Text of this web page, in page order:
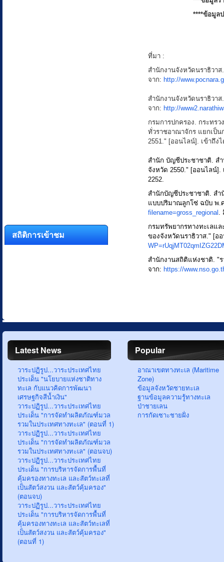
สถิติการเข้าชม
****ข้อมูล
ที่มา :
สำนักงานจังหวัดนราธิวา
จาก: http://
สำนักงานจังหวัดนราธิวา
จาก: http://
กรมการปกครอง. กระทร
ทั่วราชอาณาจักร แยกเป็
2551." [ออนไลน์]. เข้าถึง
สำนัก บัญชีประชาชาติ. ส
จังหวัด 2550." [ออนไลน์].
2252.
สำนักบัญชีประชาชาติ. ส
แบบปริมาณลูกโซ่ ฉบับ พ.
filename=gross_regional .
กรมทรัพยากรทางทะเลแ
ของจังหวัดนราธิวาส." [อ
สำนักงานสถิติแห่งชาติ. "ร
จาก: https://
Latest News
วาระปฏิรูป...วาระประเทศไทย
ประเด็น "นโยบายแห่งชาติทาง
ทะเล กับแนวคิดการพัฒนา
เศรษฐกิจสีน้ำเงิน"
วาระปฏิรูป...วาระประเทศไทย
ประเด็น "การจัดทำผลิตภัณฑ์มวล
รวมในประเทศทางทะเล" (ตอนที่ 1)
วาระปฏิรูป...วาระประเทศไทย
ประเด็น "การจัดทำผลิตภัณฑ์มวล
รวมในประเทศทางทะเล" (ตอนจบ)
วาระปฏิรูป...วาระประเทศไทย
ประเด็น "การบริหารจัดการพื้นที่
คุ้มครองทางทะเล และสัตว์ทะเลที่
เป็นสัตว์สงวน และสัตว์คุ้มครอง"
(ตอนจบ)
วาระปฏิรูป...วาระประเทศไทย
ประเด็น "การบริหารจัดการพื้นที่
คุ้มครองทางทะเล และสัตว์ทะเลที่
เป็นสัตว์สงวน และสัตว์คุ้มครอง"
(ตอนที่ 1)
Popular
อาณาเขตทางทะเล (Maritime
Zone)
ข้อมูลจังหวัดชายทะเล
ฐานข้อมูลความรู้ทางทะเล
ป่าชายเลน
การกัดเซาะชายฝั่ง